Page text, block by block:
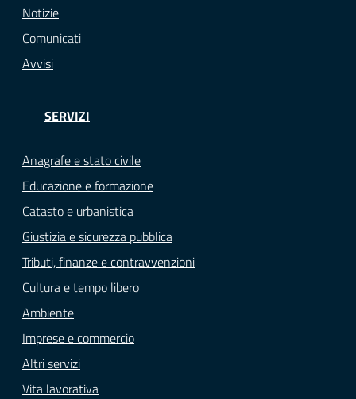
Notizie
Comunicati
Avvisi
SERVIZI
Anagrafe e stato civile
Educazione e formazione
Catasto e urbanistica
Giustizia e sicurezza pubblica
Tributi, finanze e contravvenzioni
Cultura e tempo libero
Ambiente
Imprese e commercio
Altri servizi
Vita lavorativa